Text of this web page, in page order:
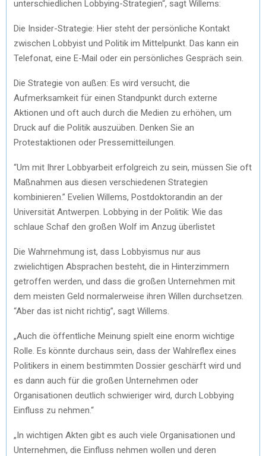
unterschiedlichen Lobbying-Strategien“, sagt Willems:
Die Insider-Strategie: Hier steht der persönliche Kontakt
zwischen Lobbyist und Politik im Mittelpunkt. Das kann ein
Telefonat, eine E-Mail oder ein persönliches Gespräch sein.
Die Strategie von außen: Es wird versucht, die
Aufmerksamkeit für einen Standpunkt durch externe
Aktionen und oft auch durch die Medien zu erhöhen, um
Druck auf die Politik auszuüben. Denken Sie an
Protestaktionen oder Pressemitteilungen.
“Um mit Ihrer Lobbyarbeit erfolgreich zu sein, müssen Sie oft
Maßnahmen aus diesen verschiedenen Strategien
kombinieren.” Evelien Willems, Postdoktorandin an der
Universität Antwerpen. Lobbying in der Politik: Wie das
schlaue Schaf den großen Wolf im Anzug überlistet
Die Wahrnehmung ist, dass Lobbyismus nur aus
zwielichtigen Absprachen besteht, die in Hinterzimmern
getroffen werden, und dass die großen Unternehmen mit
dem meisten Geld normalerweise ihren Willen durchsetzen.
“Aber das ist nicht richtig”, sagt Willems.
„Auch die öffentliche Meinung spielt eine enorm wichtige
Rolle. Es könnte durchaus sein, dass der Wahlreflex eines
Politikers in einem bestimmten Dossier geschärft wird und
es dann auch für die großen Unternehmen oder
Organisationen deutlich schwieriger wird, durch Lobbying
Einfluss zu nehmen.“
„In wichtigen Akten gibt es auch viele Organisationen und
Unternehmen, die Einfluss nehmen wollen und deren